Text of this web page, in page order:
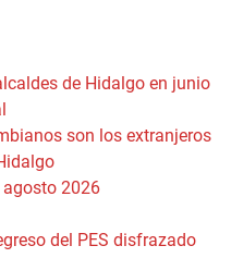
de Hidalgo en junio
son los extranjeros
agosto 2026
del PES disfrazado